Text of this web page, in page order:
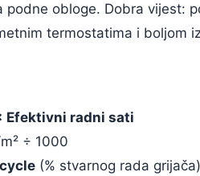
obloge. Dobra vijest:
termostatima i boljom
Efektivni radni sati
÷ 1000
(% stvarnog rada grijača)